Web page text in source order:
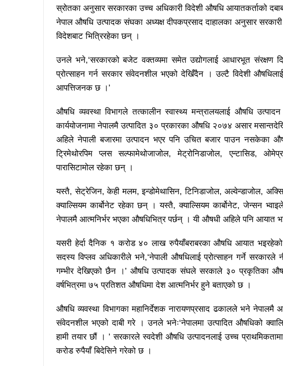
स्रोतका अनुसार सरकारका उच्च अधिकारी विदेशी औषधि आयातकर्ताको
नेपाल औषधि उत्पादक संघका अध्यक्ष दीपकप्रसाद दाहालका अनुसार
विदेशबाट भित्रिरहेका छन् ।
उनले भने,‘सरकारको बजेट वक्तव्यमा समेत उद्योगलाई आधारभूत संरक्षण
प्रोत्साहन गर्न सरकार संवेदनशील भएको देखिँदैन । उल्टै विदेशी औषधिलाई
आपत्तिजनक छ ।’
औषधि व्यवस्था विभागले तत्कालीन स्वास्थ्य मन्त्रालयलाई औषधि उत्पादन
कार्ययोजनामा नेपालमै उत्पादित ३० प्रकारका औषधि २०७४ असार
अहिले नेपाली बजारमा उत्पादन भएर पनि उचित बजार पाउन नसकेका
ट्रिमेथोरपिम प्लस सल्फामेथोजाजोल, मेट्रोनिडाजोल, एन्टासिड,
पारासिटामोल रहेका छन् ।
यस्तै, सेट्रेजिन, केही मलम, इन्डोमेथासिन, टिनिडाजोल, अल्वेन्डाजोल,
क्याल्सियम कार्बोनेट रहेका छन् । यस्तै, क्याल्सियम कार्बोनेट, जेन्सन
नेपालमै आत्मनिर्भर भएका औषधिभित्र पर्छन् । यी औषधी अहिले पनि आयात
यसरी हेर्दा दैनिक १ करोड ४० लाख रुपैयाँबराबरका औषधि आयात
सदस्य विप्लव अधिकारीले भने,‘नेपाली औषधिलाई प्रोत्साहन गर्ने
गम्भीर देखिएको छैन ।’ औषधि उत्पादक संघले सरकाले ३० प्रकृतिका
वर्षभित्रमा ७५ प्रतिशत औषधिमा देश आत्मनिर्भर हुने बताएको छ ।
औषधि व्यवस्था विभागका महानिर्देशक नारायणप्रसाद ढकालले भने नेपालमै
संवेदनशील भएको दाबी गरे । उनले भनेः‘नेपालमा उत्पादित औषधिको
हामी तयार छौं । ’ सरकारले स्वदेशी औषधि उत्पादनलाई उच्च
करोड रुपैयाँ बिदेसिने गरेको छ ।